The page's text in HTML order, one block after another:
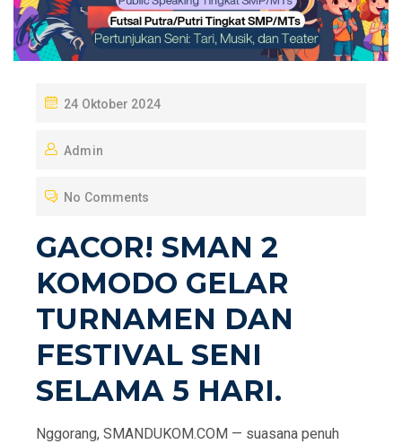
P
S
E
O
N
24 Oktober 2024
Admin
No Comments
GACOR! SMAN 2
KOMODO GELAR
TURNAMEN DAN
FESTIVAL SENI
SELAMA 5 HARI.
Nggorang, SMANDUKOM.COM — suasana penuh